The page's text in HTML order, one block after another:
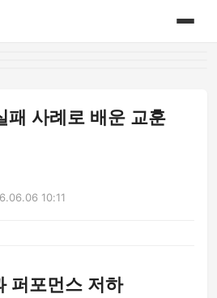
패 사례로 배운 교훈
10:11
퍼포먼스 저하